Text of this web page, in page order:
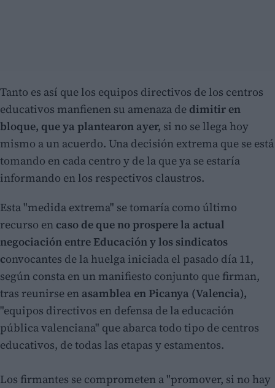
Tanto es así que los equipos directivos de los centros
educativos manfienen su amenaza de dimitir en
bloque, que ya plantearon ayer, si no se llega hoy
mismo a un acuerdo. Una decisión extrema que se está
tomando en cada centro y de la que ya se estaría
informando en los respectivos claustros.
Esta "medida extrema" se tomaría como último
recurso en caso de que no prospere la actual
negociación entre Educación y los sindicatos
convocantes de la huelga iniciada el pasado día 11,
según consta en un manifiesto conjunto que firman,
tras reunirse en asamblea en Picanya (Valencia),
"equipos directivos en defensa de la educación
pública valenciana" que abarca todo tipo de centros
educativos, de todas las etapas y estamentos.
Los firmantes se comprometen a "promover, si no hay